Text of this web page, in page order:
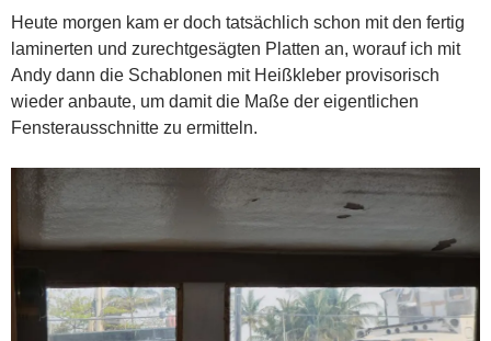
Heute morgen kam er doch tatsächlich schon mit den fertig
laminerten und zurechtgesägten Platten an, worauf ich mit
Andy dann die Schablonen mit Heißkleber provisorisch
wieder anbaute, um damit die Maße der eigentlichen
Fensterausschnitte zu ermitteln.